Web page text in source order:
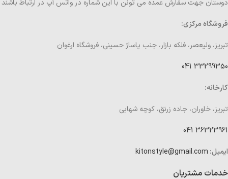
دوستان جهت سفارش عمده می تونن با این شماره در واتس آپ در ارتباط باشند
فروشگاه مرکزی:
تبریز، ولیعصر، فلکه بازار، جنب پاساژ حسینی، فروشگاه ارغوان
33299350 041
کارخانه:
تبریز، خاوران، جاده زرنق، کوچه شهابی
36323961 041
ایمیل: kitonstyle@gmail.com
خدمات مشتریان